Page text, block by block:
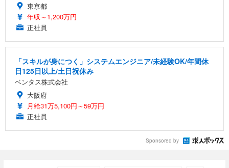
東京都
年収～1,200万円
正社員
「スキルが身につく」システムエンジニア/未経験OK/年間休
日125日以上/土日祝休み
ベンタス株式会社
大阪府
月給31万5,100円～59万円
正社員
Sponsored by